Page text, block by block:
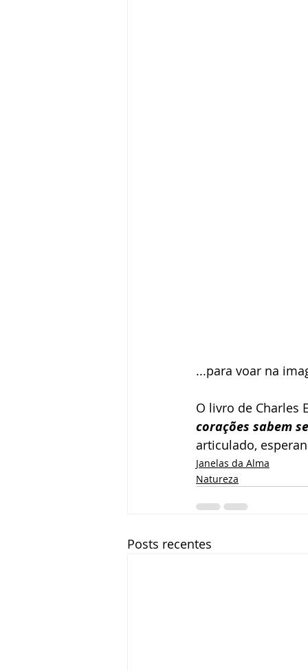
...para voar na
O livro de Charles
corações sabem
articulado,
Janelas da Alma
Natureza
Posts recentes